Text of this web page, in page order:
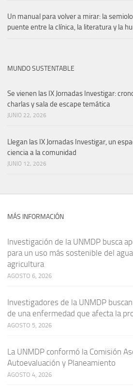
Un manual para volver a mirar: la
puente entre la clínica, la literatura y la
MUNDO SUSTENTABLE
Se vienen las IX Jornadas Investigar:
charlas y sala de escape temática
JUNIO 22, 2026
Llegan las IX Jornadas Investigar, un
ciencia a la comunidad
JUNIO 12, 2026
MÁS INFORMACIÓN
Investigación de la UNMDP busca
para un uso más sostenible del
agricultura
AGOSTO 6, 2026
Investigadores de la UNMDP
de una enfermedad que afecta la
AGOSTO 5, 2026
La UNMDP conformó la Comisión
Autoevaluación y Planeamiento
AGOSTO 4, 2026